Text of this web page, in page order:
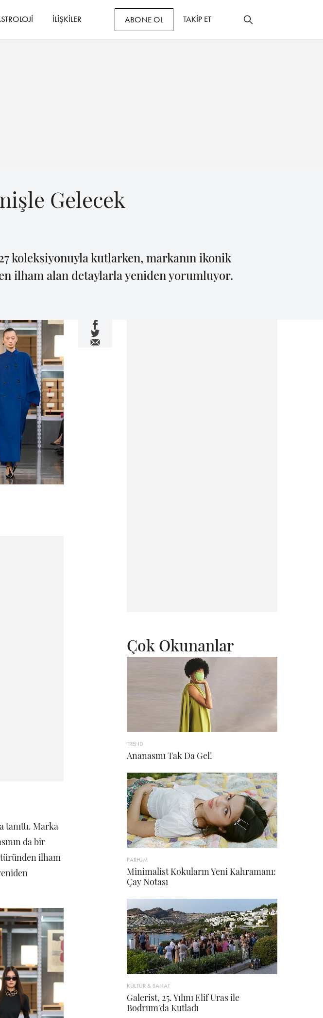
İLİŞKİLER ABONE OL TAKİP ET
Gelecek
koleksiyonuyla kutlarken, markanın ikonik
ilham alan detaylarla yeniden yorumluyor.
tanıttı. Marka
da bir
ilham
Çok Okunanlar
TREND
Ananasını Tak Da Gel!
PARFÜM
Minimalist Kokuların Yeni Kahramanı:
Çay Notası
KÜLTÜR & SANAT
Galerist, 25. Yılını Elif Uras ile
Bodrum'da Kutladı